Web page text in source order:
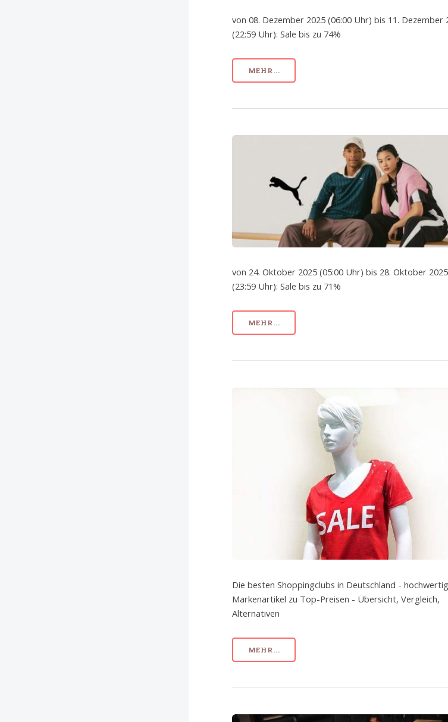
von 08. Dezember 2025 (06:00 Uhr) bis 11. Dezember
(22:59 Uhr): Sale bis zu 74%
MEHR...
von 24. Oktober 2025 (05:00 Uhr) bis 28. Oktober 2025
(23:59 Uhr): Sale bis zu 71%
MEHR...
Die besten Shoppingclubs in Deutschland -
Markenartikel zu Top-Preisen - Übersicht, Vergleich,
Alternativen
MEHR...